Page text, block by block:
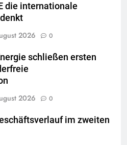
die internationale
2026 0
schließen ersten
2026 0
im zweiten